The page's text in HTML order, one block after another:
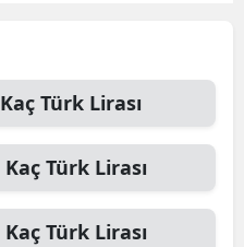
Kaç Türk Lirası
Kaç Türk Lirası
Kaç Türk Lirası